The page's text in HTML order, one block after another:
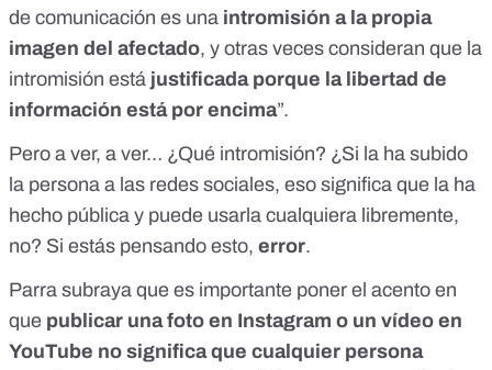
de comunicación es una intromisión a la propia
imagen del afectado, y otras veces consideran que la
intromisión está justificada porque la libertad de
información está por encima”.
Pero a ver, a ver… ¿Qué intromisión? ¿Si la ha subido
la persona a las redes sociales, eso significa que la ha
hecho pública y puede usarla cualquiera libremente,
no? Si estás pensando esto, error.
Parra subraya que es importante poner el acento en
que publicar una foto en Instagram o un vídeo en
YouTube no significa que cualquier persona